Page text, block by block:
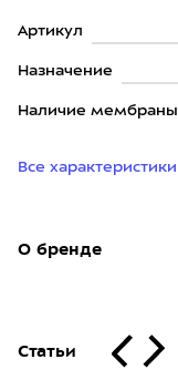
Артикул
Назначение
Наличие мембраны
Все характеристики
О бренде
Статьи